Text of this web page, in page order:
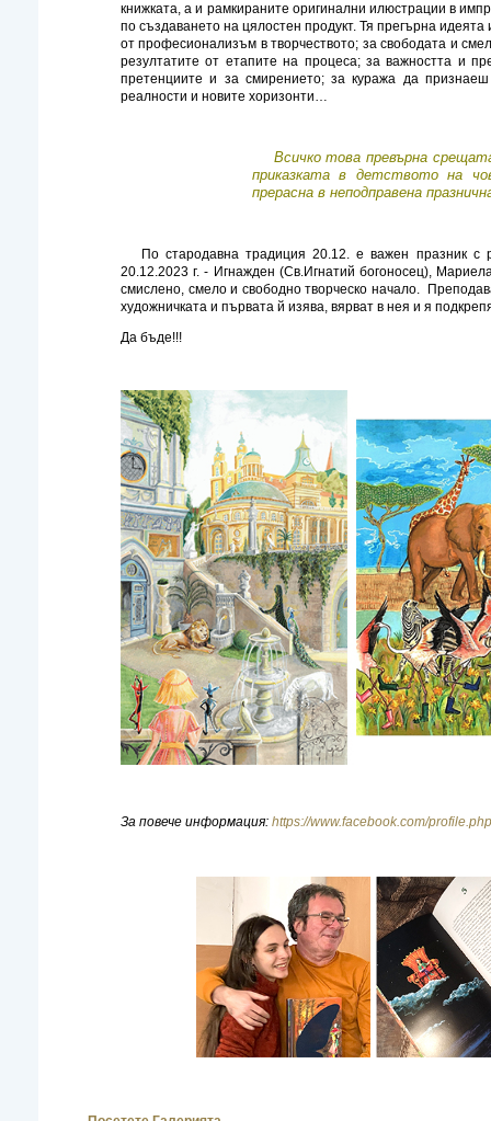
книжката, а и рамкираните оригинални илюстрации в
по създаването на цялостен продукт. Тя прегърна
от професионализъм в творчеството; за свободата и
резултатите от етапите на процеса; за важността и
претенциите и за смирението; за куража да
реалности и новите хоризонти…
Всичко това превърна
приказката в детството на
прерасна в неподправена
По стародавна традиция 20.12. е важен празник с
20.12.2023 г. - Игнажден (Св.Игнатий богоносец),
смислено, смело и свободно творческо начало.
художничката и първата й изява, вярват в нея и я
Да бъде!!!
За повече информация: https://www.facebook.com/